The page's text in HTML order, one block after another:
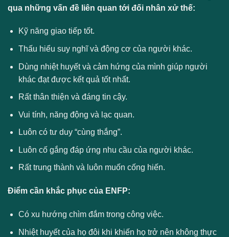
qua những vấn đề liên quan tới đối nhân xử thế:
Kỹ năng giao tiếp tốt.
Thấu hiểu suy nghĩ và động cơ của người khác.
Dùng nhiệt huyết và cảm hứng của mình giúp người
khác đạt được kết quả tốt nhất.
Rất thân thiện và đáng tin cậy.
Vui tính, năng động và lạc quan.
Luôn có tư duy “cùng thắng”.
Luôn cố gắng đáp ứng nhu cầu của người khác.
Rất trung thành và luôn muốn cống hiến.
Điểm cần khắc phục của ENFP:
Có xu hướng chìm đắm trong công việc.
Nhiệt huyết của họ đôi khi khiến họ trở nên không thực